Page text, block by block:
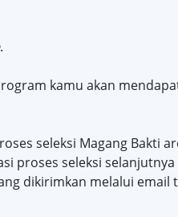
.
kamu akan
seleksi Magang Bakti
proses seleksi selanjutnya
dikirimkan melalui email